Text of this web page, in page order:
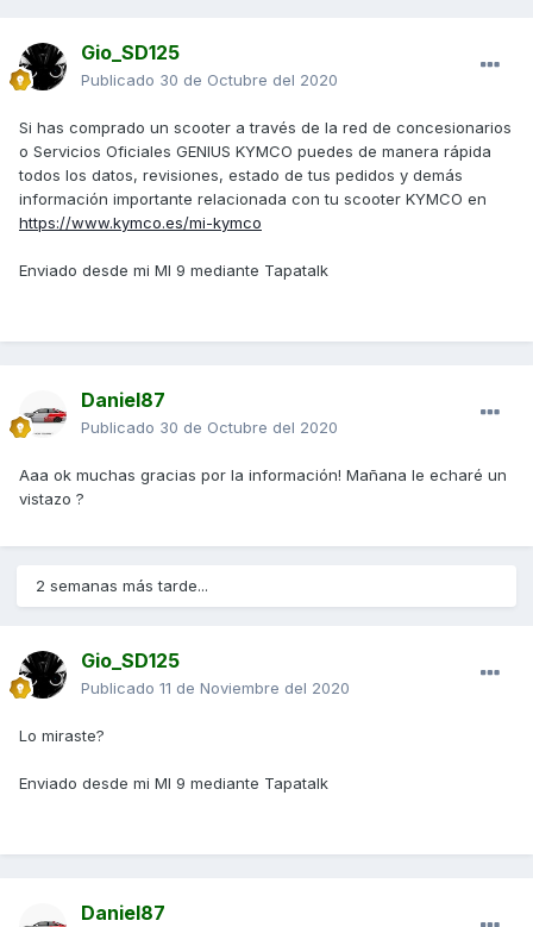
Gio_SD125
Publicado 30 de Octubre del 2020
Si has comprado un scooter a través de la red de concesionarios
o Servicios Oficiales GENIUS KYMCO puedes de manera rápida
todos los datos, revisiones, estado de tus pedidos y demás
información importante relacionada con tu scooter KYMCO en
https://www.kymco.es/mi-kymco
Enviado desde mi MI 9 mediante Tapatalk
Daniel87
Publicado 30 de Octubre del 2020
Aaa ok muchas gracias por la información! Mañana le echaré un
vistazo ?
2 semanas más tarde...
Gio_SD125
Publicado 11 de Noviembre del 2020
Lo miraste?
Enviado desde mi MI 9 mediante Tapatalk
Daniel87